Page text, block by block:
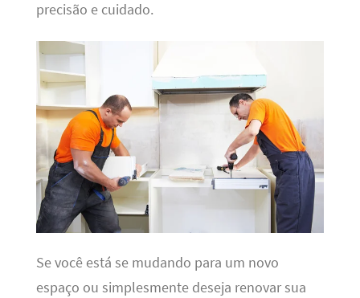
precisão e cuidado.
Se você está se mudando para um novo
espaço ou simplesmente deseja renovar sua